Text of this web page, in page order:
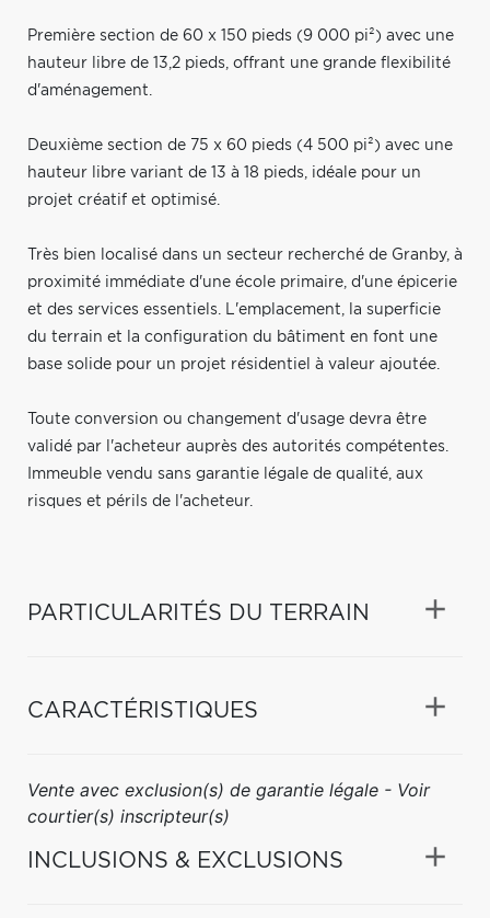
Première section de 60 x 150 pieds (9 000 pi²) avec une
hauteur libre de 13,2 pieds, offrant une grande flexibilité
d'aménagement.
Deuxième section de 75 x 60 pieds (4 500 pi²) avec une
hauteur libre variant de 13 à 18 pieds, idéale pour un
projet créatif et optimisé.
Très bien localisé dans un secteur recherché de Granby, à
proximité immédiate d'une école primaire, d'une épicerie
et des services essentiels. L'emplacement, la superficie
du terrain et la configuration du bâtiment en font une
base solide pour un projet résidentiel à valeur ajoutée.
Toute conversion ou changement d'usage devra être
validé par l'acheteur auprès des autorités compétentes.
Immeuble vendu sans garantie légale de qualité, aux
risques et périls de l'acheteur.
PARTICULARITÉS DU TERRAIN
CARACTÉRISTIQUES
Vente avec exclusion(s) de garantie légale - Voir
courtier(s) inscripteur(s)
INCLUSIONS & EXCLUSIONS